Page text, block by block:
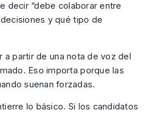
decir “debe colaborar entre
y qué tipo de
partir de una nota de voz del
Eso importa porque las
suenan forzadas.
lo básico. Si los candidatos